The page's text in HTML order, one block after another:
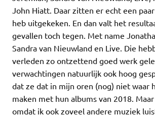
John Hiatt. Daar zitten er echt een
heb uitgekeken. En dan valt het
gevallen toch tegen. Met name
Sandra van Nieuwland en Live. Die
verleden zo ontzettend goed werk
verwachtingen natuurlijk ook hoog
dat ze dat in mijn oren (nog) niet waar
maken met hun albums van 2018.
omdat ik ook zoveel andere muziek